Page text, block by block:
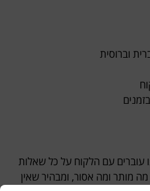
וברוסית
עוברים עם הלקוח על כל שאלות
מותר ומה אסור, ומבהיר שאין